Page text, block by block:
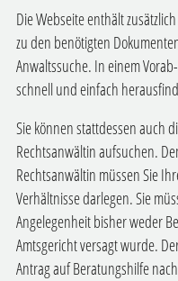
Die Webseite enthält
zu den benötigten
Anwaltssuche. In einem
schnell und einfach
Sie können stattdessen auch
Rechtsanwältin aufsuchen.
Rechtsanwältin müssen Sie
Verhältnisse darlegen. Sie
Angelegenheit bisher weder
Amtsgericht versagt wurde.
Antrag auf Beratungshilfe